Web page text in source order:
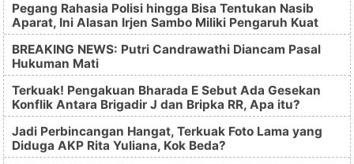
Pegang Rahasia Polisi hingga Bisa Tentukan Nasib
Aparat, Ini Alasan Irjen Sambo Miliki Pengaruh Kuat
BREAKING NEWS: Putri Candrawathi Diancam Pasal
Hukuman Mati
Terkuak! Pengakuan Bharada E Sebut Ada Gesekan
Konflik Antara Brigadir J dan Bripka RR, Apa itu?
Jadi Perbincangan Hangat, Terkuak Foto Lama yang
Diduga AKP Rita Yuliana, Kok Beda?